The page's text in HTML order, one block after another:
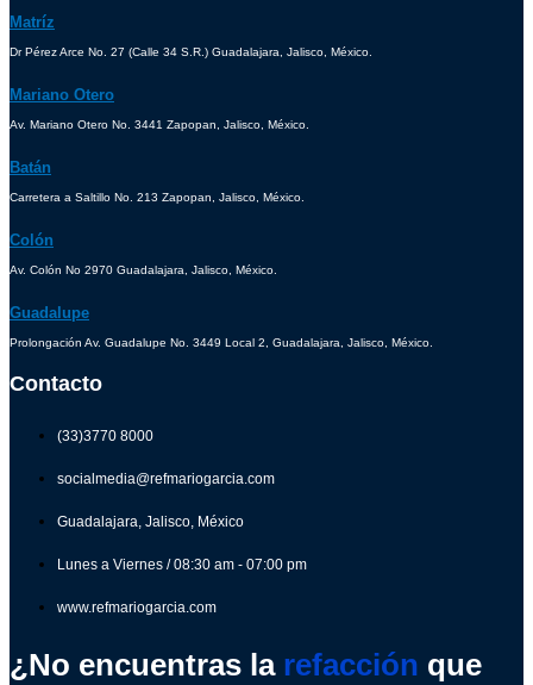
Matríz
Dr Pérez Arce No. 27 (Calle 34 S.R.) Guadalajara, Jalisco, México.
Mariano Otero
Av. Mariano Otero No. 3441 Zapopan, Jalisco, México.
Batán
Carretera a Saltillo No. 213 Zapopan, Jalisco, México.
Colón
Av. Colón No 2970 Guadalajara, Jalisco, México.
Guadalupe
Prolongación Av. Guadalupe No. 3449 Local 2, Guadalajara, Jalisco, México.
Contacto
(33)3770 8000
socialmedia@refmariogarcia.com
Guadalajara, Jalisco, México
Lunes a Viernes / 08:30 am - 07:00 pm
www.refmariogarcia.com
¿No encuentras la refacción que